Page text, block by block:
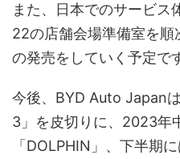
また、日本でのサービス
22の店舗会場準備室を順
の発売をしていく予定で
今後、BYD Auto Japan
3」を皮切りに、2023年
「DOLPHIN」、下半期